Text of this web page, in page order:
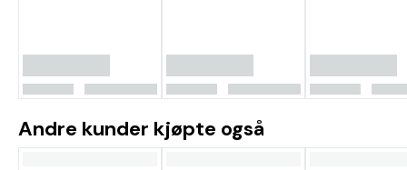
Andre kunder kjøpte også